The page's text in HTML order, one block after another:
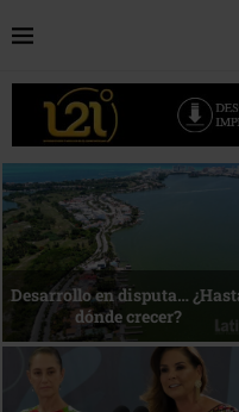
Bottega, un viaje servido a
mesa